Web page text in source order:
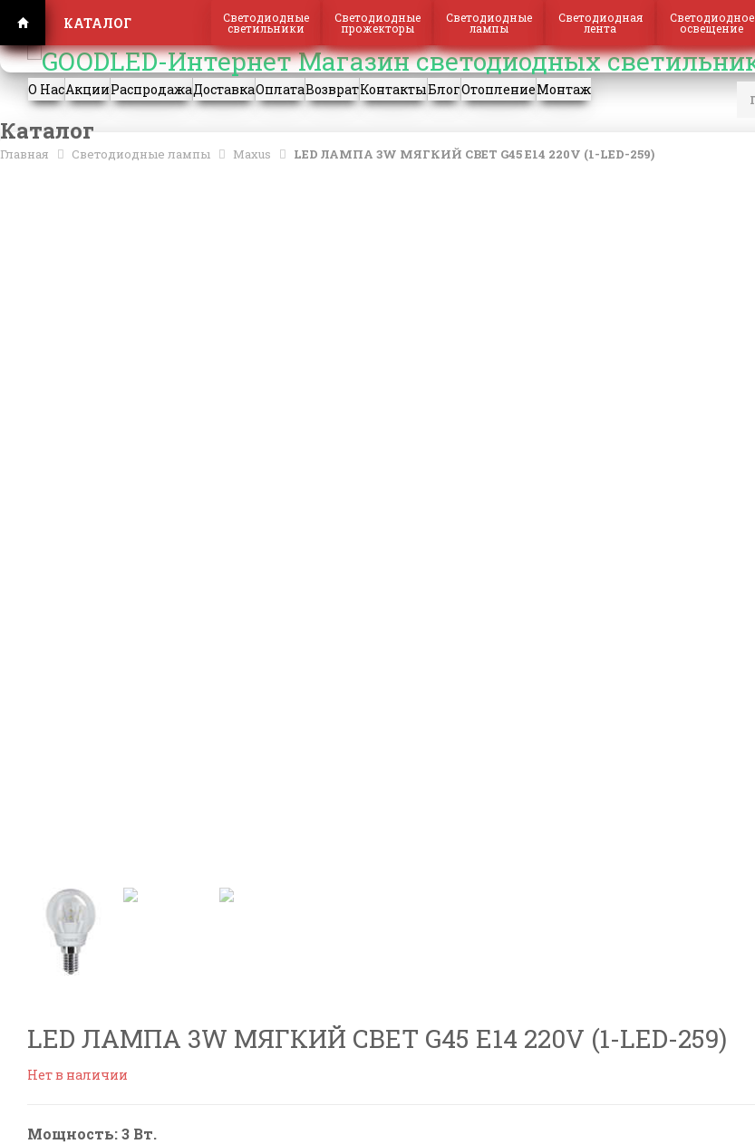
КАТАЛОГ Светодиодные
светильники
Светодиодные
прожекторы
Светодиодные
лампы
Светодиодная
лента
Светодиодное
освещение
РегистрацияВход
О НасАкцииРаспродажаДоставкаОплатаВозвратКонтактыБлогОтоплениеМонтаж
Каталог
Главная Светодиодные лампы Maxus LED ЛАМПА 3W МЯГКИЙ СВЕТ G45 Е14 220V (1-LED-259)
LED ЛАМПА 3W МЯГКИЙ СВЕТ G45 Е14 220V (1-LED-259)
Нет в наличии
Мощность: 3 Вт.